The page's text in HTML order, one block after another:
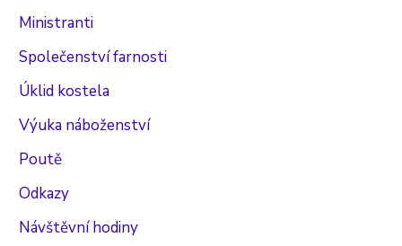
Ministranti
Společenství farnosti
Úklid kostela
Výuka náboženství
Poutě
Odkazy
Návštěvní hodiny